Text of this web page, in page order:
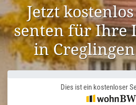
Jetzt
senten für Ihre
in
Dies ist ein kostenloser